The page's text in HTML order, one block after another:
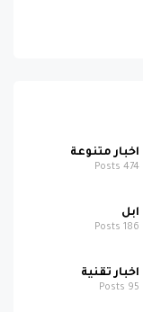
اخبار متنوعة
474
ابل
186
اخبار تقنية
95